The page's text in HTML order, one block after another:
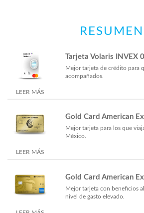
RESUMEN
Tarjeta Volaris INVEX 0
Mejor tarjeta de crédito para
acompañados.
LEER MÁS
Gold Card American
Mejor tarjeta para los que
México.
LEER MÁS
Gold Card American
Mejor tarjeta con beneficios
nivel de gasto elevado.